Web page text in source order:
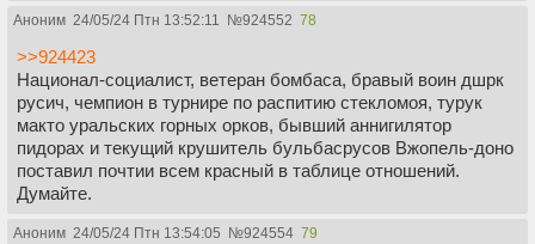
Аноним 24/05/24 Птн 13:52:11 №924552 78
>>924423
Национал-социалист, ветеран бомбаса, бравый воин дшрк
русич, чемпион в турнире по распитию стекломоя, турук
макто уральских горных орков, бывший аннигилятор
пидорах и текущий крушитель бульбасрусов Вжопель-доно
поставил почтии всем красный в таблице отношений.
Думайте.
Аноним 24/05/24 Птн 13:54:05 №924554 79